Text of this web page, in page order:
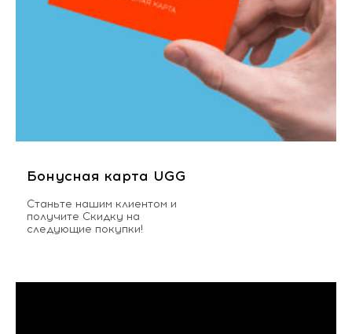
Бонусная карта UGG
Станьте нашим клиентом и
получите Скидку на
следующие покупки!